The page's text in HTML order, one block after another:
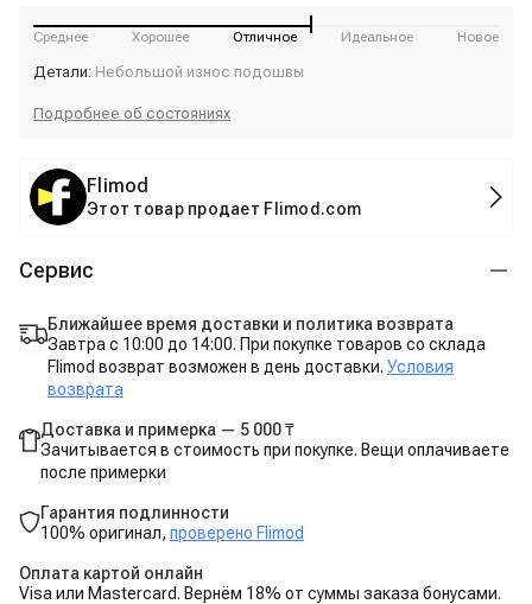
Среднее Хорошее Отличное Идеальное Новое
Детали: Небольшой износ подошвы
Подробнее об состояниях
Flimod
Этот товар продает Flimod.com
Сервис
Ближайшее время доставки и политика возврата
Завтра с 10:00 до 14:00. При покупке товаров со склада
Flimod возврат возможен в день доставки. Условия
возврата
Доставка и примерка — 5 000 ₸
Зачитывается в стоимость при покупке. Вещи оплачиваете
после примерки
Гарантия подлинности
100% оригинал, проверено Flimod
Оплата картой онлайн
Visa или Mastercard. Вернём 18% от суммы заказа бонусами.